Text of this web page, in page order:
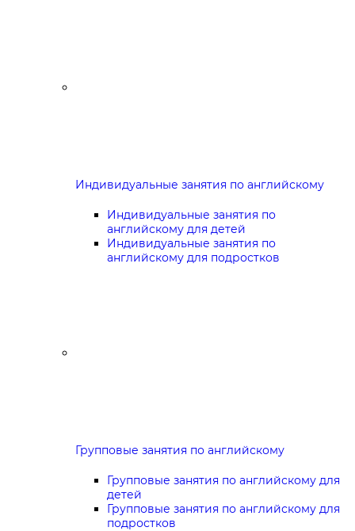
Индивидуальные занятия по английскому
Индивидуальные занятия по
английскому для детей
Индивидуальные занятия по
английскому для подростков
Групповые занятия по английскому
Групповые занятия по английскому для
детей
Групповые занятия по английскому для
подростков